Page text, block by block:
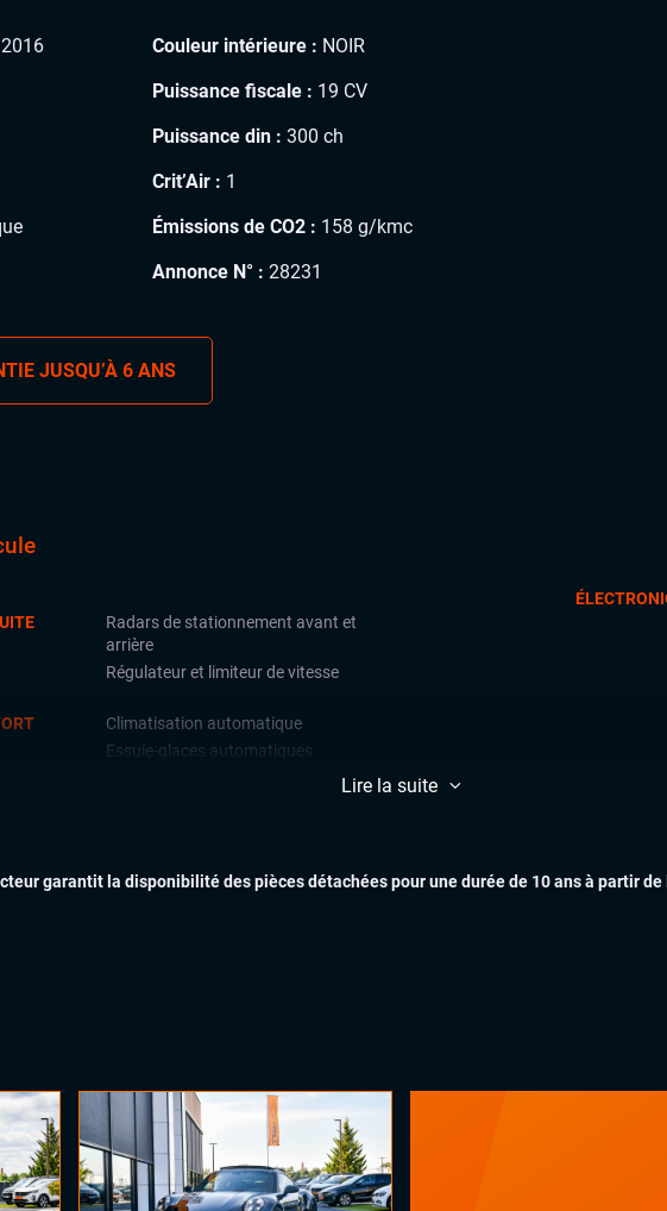
Couleur intérieure : NOIR
Puissance fiscale : 19 CV
Puissance din : 300 ch
Crit’Air : 1
Émissions de CO2 : 158 g/kmc
Annonce N° : 28231
JUSQU’À 6 ANS
Radars de stationnement avant et
arrière
Régulateur et limiteur de vitesse
Climatisation automatique
Essuie-glaces automatiques
Volant multifonctions
Lire la suite
garantit la disponibilité des pièces détachées pour une durée de 10 ans à partir